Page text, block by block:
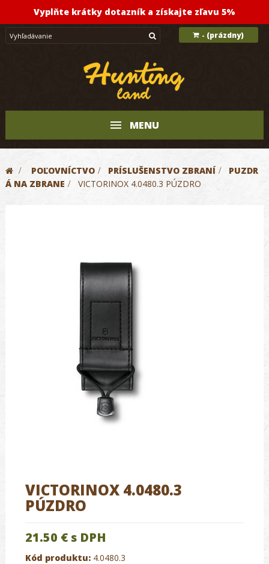
Vyplňte krátky dotazník a získajte zľavu 5%
- (prázdny)
MENU
> POĽOVNÍCTVO > PRÍSLUŠENSTVO ZBRANÍ >
PUZDR
Á NA ZBRANE > VICTORINOX 4.0480.3 PÚZDRO
VICTORINOX 4.0480.3
PÚZDRO
21.50 € s DPH
Kód produktu: 4.0480.3